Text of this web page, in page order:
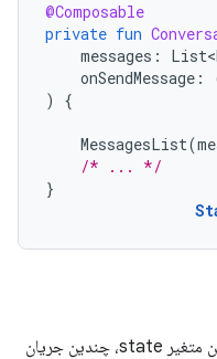
@Composable
private fun
messages :
onSendMessage :
)
{
MessagesList(
/* ... */
}
در Compose، می‌توانید با تعریف چندین متغیر state، چندین جریان